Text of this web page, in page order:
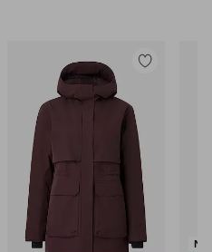
Lägg
favoriter